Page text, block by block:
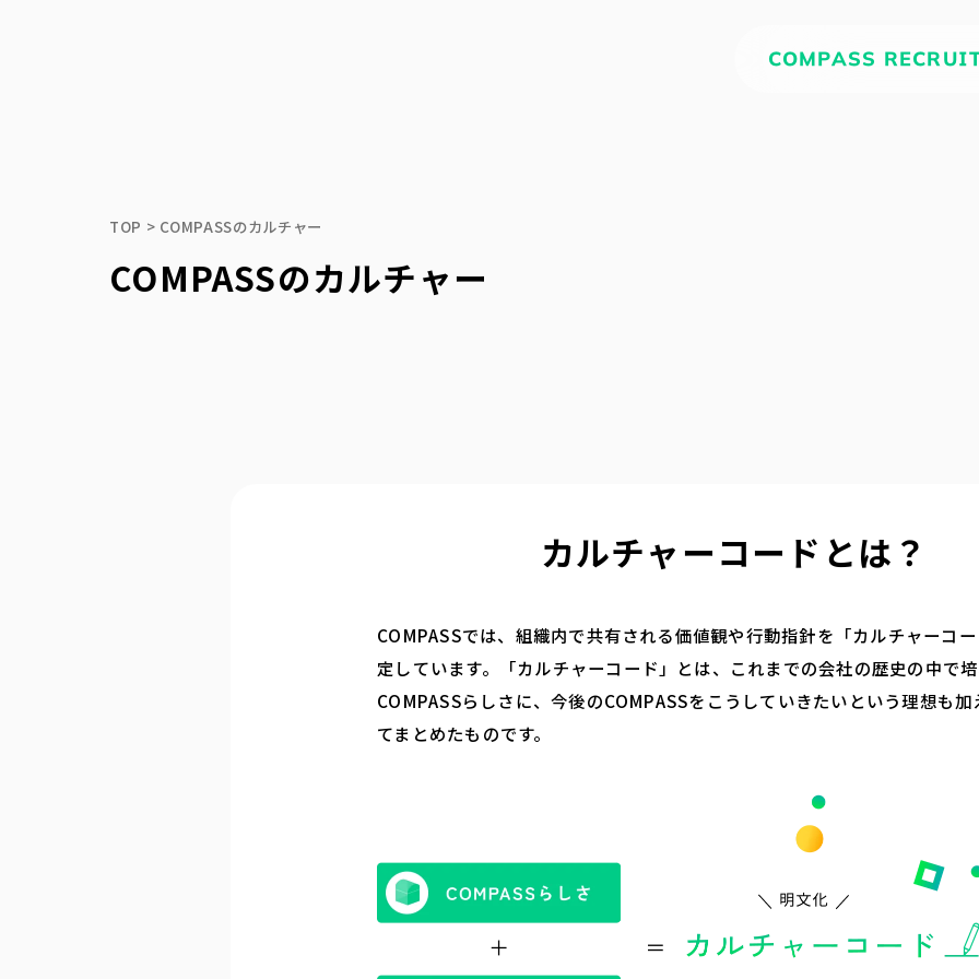
COMPASS
TOP COMPASSのカルチャー
COMPASSのカルチャー
カルチャーコードとは？
COMPASSでは、組織内で共有される価値観や行動指針を「カルチャーコ
定しています。「カルチャーコード」とは、これまでの会社の歴史の中で
COMPASSらしさに、今後のCOMPASSをこうしていきたいという理想も
てまとめたものです。